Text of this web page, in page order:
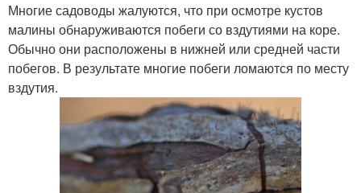
Многие садоводы жалуются, что при осмотре кустов
малины обнаруживаются побеги со вздутиями на коре.
Обычно они расположены в нижней или средней части
побегов. В результате многие побеги ломаются по месту
вздутия.